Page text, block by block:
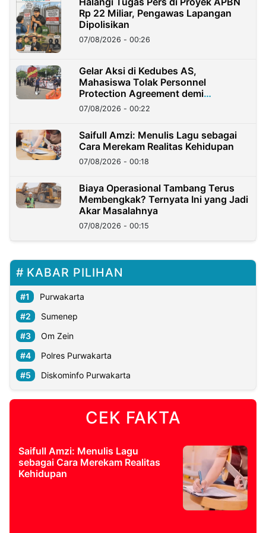
Rp 22 Miliar, Pengawas Lapangan
Dipolisikan
07/08/2026 - 00:26
Gelar Aksi di Kedubes AS,
Mahasiswa Tolak Personnel
Protection Agreement demi
Kedaulatan Negara
07/08/2026 - 00:22
Saifull Amzi: Menulis Lagu sebagai
Cara Merekam Realitas Kehidupan
07/08/2026 - 00:18
Biaya Operasional Tambang Terus
Membengkak? Ternyata Ini yang Jadi
Akar Masalahnya
07/08/2026 - 00:15
KABAR PILIHAN
Purwakarta
Sumenep
Om Zein
Polres Purwakarta
Diskominfo Purwakarta
CEK FAKTA
Saifull Amzi: Menulis Lagu
sebagai Cara Merekam Realitas
Kehidupan